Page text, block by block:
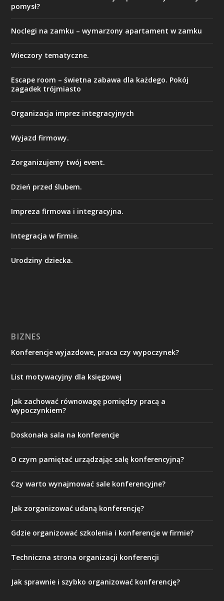
pomysł?
Noclegi na zamku – wymarzony apartament w zamku
Wieczory tematyczne.
Escape room – świetna zabawa dla każdego. Pokój
zagadek trójmiasto
Organizacja imprez integracyjnych
Wyjazd firmowy.
Zorganizujemy twój event.
Dzień przed ślubem.
Impreza firmowa i integracyjna.
Integracja w firmie.
Urodziny dziecka.
BIZNES
Konferencje wyjazdowe, praca czy wypoczynek?
List motywacyjny dla księgowej
Jak zachować równowagę pomiędzy pracą a
wypoczynkiem?
Doskonała sala na konferencje
O czym pamiętać urządzając salę konferencyjną?
Czy warto wynajmować sale konferencyjne?
Jak zorganizować udaną konferencję?
Gdzie organizować szkolenia i konferencje w firmie?
Techniczna strona organizacji konferencji
Jak sprawnie i szybko organizować konferencję?